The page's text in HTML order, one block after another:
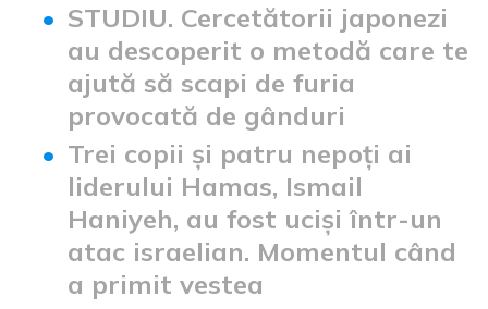
STUDIU. Cercetătorii japonezi
au descoperit o metodă care te
ajută să scapi de furia
provocată de gânduri
Trei copii și patru nepoți ai
liderului Hamas, Ismail
Haniyeh, au fost uciși într-un
atac israelian. Momentul când
a primit vestea